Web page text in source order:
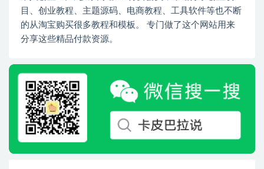
目、创业教程、主题源码、电商教程、工具软件等也不断
的从淘宝购买很多教程和模板。 专门做了这个网站用来
分享这些精品付款资源。